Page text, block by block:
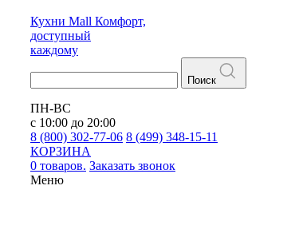
Кухни Mall Комфорт,
доступный
каждому
Поиск
ПН-ВС
с 10:00 до 20:00
8 (800) 302-77-06 8 (499) 348-15-11
КОРЗИНА
0 товаров. Заказать звонок
Меню